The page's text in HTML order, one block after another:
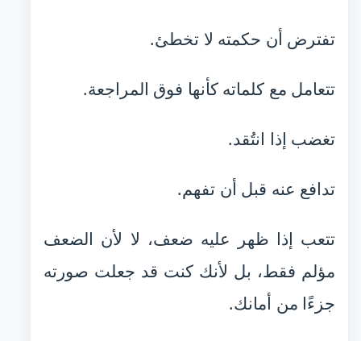
تفترض أن حكمته لا تخطئ.
تتعامل مع كلماته كأنها فوق المراجعة.
تغضب إذا انتُقد.
تدافع عنه قبل أن تفهم.
تتعب إذا ظهر عليه ضعف، لا لأن الضعف
مؤلم فقط، بل لأنك كنت قد جعلت صورته
جزءًا من أمانك.